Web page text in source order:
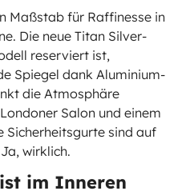
Maßstab für Raffinesse in
Die neue Titan Silver-
reserviert ist,
Spiegel dank Aluminium-
die Atmosphäre
Salon und einem
Sicherheitsgurte sind auf
wirklich.
im Inneren